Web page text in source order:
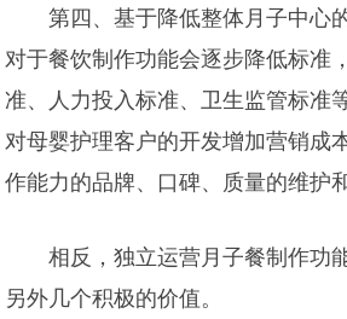
第四、基于降低整体月子中心
对于餐饮制作功能会逐步降低标准
准、人力投入标准、卫生监管标准
对母婴护理客户的开发增加营销成
作能力的品牌、口碑、质量的维护
相反，独立运营月子餐制作功
另外几个积极的价值。